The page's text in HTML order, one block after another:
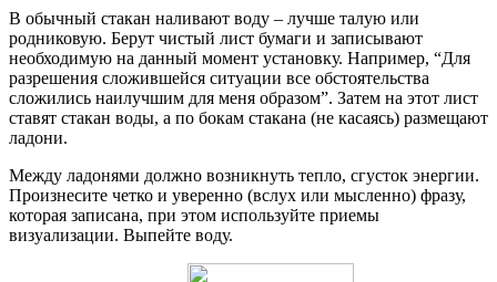
В обычный стакан наливают воду – лучше талую или
родниковую. Берут чистый лист бумаги и записывают
необходимую на данный момент установку. Например, “Для
разрешения сложившейся ситуации все обстоятельства
сложились наилучшим для меня образом”. Затем на этот лист
ставят стакан воды, а по бокам стакана (не касаясь) размещают
ладони.
Между ладонями должно возникнуть тепло, сгусток энергии.
Произнесите четко и уверенно (вслух или мысленно) фразу,
которая записана, при этом используйте приемы
визуализации. Выпейте воду.